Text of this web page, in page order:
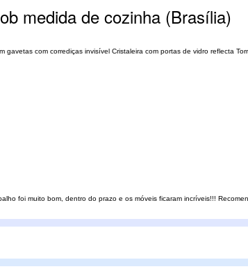
medida de cozinha (Brasília)
com corrediças invisível Cristaleira com portas de vidro reflecta
foi muito bom, dentro do prazo e os móveis ficaram incríveis!!!